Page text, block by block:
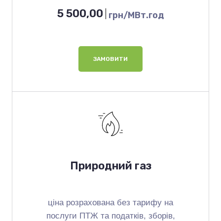
5 500,00 грн/МВт.год
ЗАМОВИТИ
Природний газ
ціна розрахована без тарифу на
послуги ПТЖ та податків, зборів,